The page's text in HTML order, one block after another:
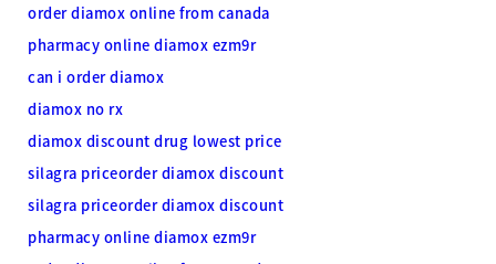
order diamox online from canada
pharmacy online diamox ezm9r
can i order diamox
diamox no rx
diamox discount drug lowest price
silagra priceorder diamox discount
silagra priceorder diamox discount
pharmacy online diamox ezm9r